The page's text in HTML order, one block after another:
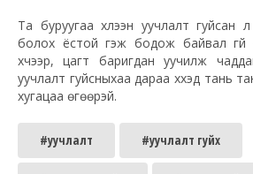
Та буруугаа хүлээн уучлалт гуйсан
болох ёстой гэж бодож байвал үгүй
хүчээр, цагт баригдан уучилж
уучлалт гуйсныхаа дараа хүүхэд тань
хугацаа өгөөрэй.
#уучлалт #уучлалт гуйх